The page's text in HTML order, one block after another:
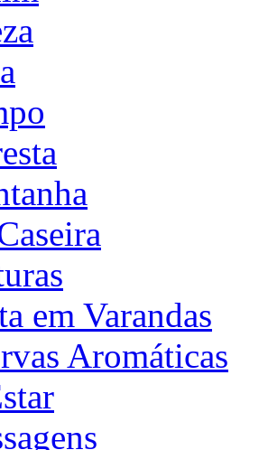
em Varandas
Aromáticas